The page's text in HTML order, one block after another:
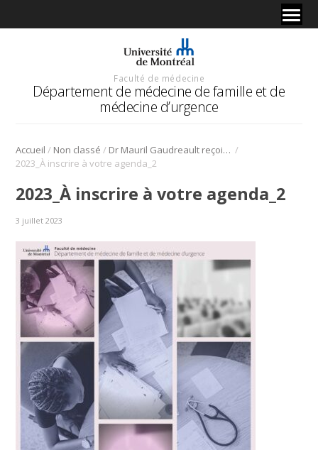
Faculté de médecine
Département de médecine de famille et de
médecine d’urgence
Accueil / Non classé / Dr Mauril Gaudreault reçoit le Dr René Wittmer, lauréat de la Distinction du Collège 2022 dans la catégorie Relève /
2023_À inscrire à votre agenda_2
2023_À inscrire à votre agenda_2
3 juillet 2023